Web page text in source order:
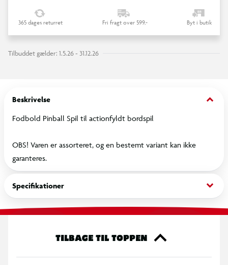
365 dages returret Fri fragt over 599,- Byt i butik
Tilbuddet gælder: 1.5.26 - 31.12.26
Beskrivelse keyboard_arrow_down
Fodbold Pinball Spil til actionfyldt bordspil
OBS! Varen er assorteret, og en bestemt variant kan ikke
garanteres.
Specifikationer keyboard_arrow_down
TILBAGE TIL TOPPEN